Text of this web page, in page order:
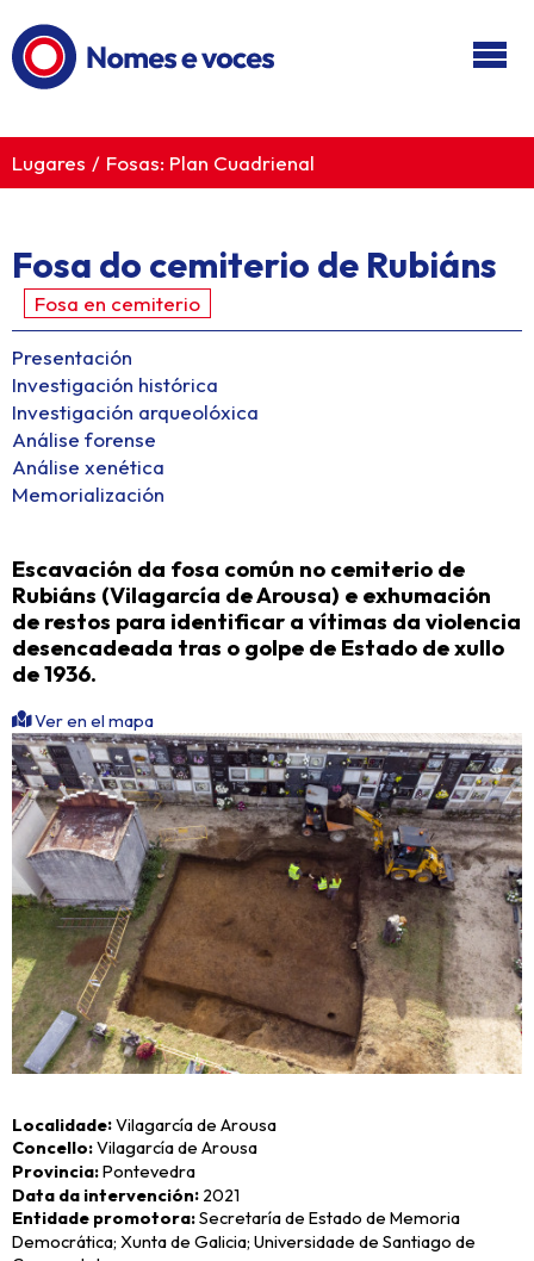
Lugares Fosas: Plan Cuadrienal
Fosa do cemiterio de Rubiáns
Fosa en cemiterio
Presentación
Investigación histórica
Investigación arqueolóxica
Análise forense
Análise xenética
Memorialización
Escavación da fosa común no cemiterio de
Rubiáns (Vilagarcía de Arousa) e exhumación
de restos para identificar a vítimas da violencia
desencadeada tras o golpe de Estado de xullo
de 1936.
Ver en el mapa
Localidade Vilagarcía de Arousa
Concello Vilagarcía de Arousa
Provincia Pontevedra
Data da intervención 2021
Entidade promotora Secretaría de Estado de Memoria
Democrática; Xunta de Galicia; Universidade de Santiago de